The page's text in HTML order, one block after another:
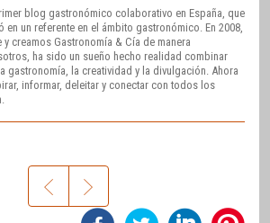
blog gastronómico colaborativo en España, que
en un referente en el ámbito gastronómico. En 2008,
creamos Gastronomía & Cía de manera
ha sido un sueño hecho realidad combinar
gastronomía, la creatividad y la divulgación. Ahora
informar, deleitar y conectar con todos los